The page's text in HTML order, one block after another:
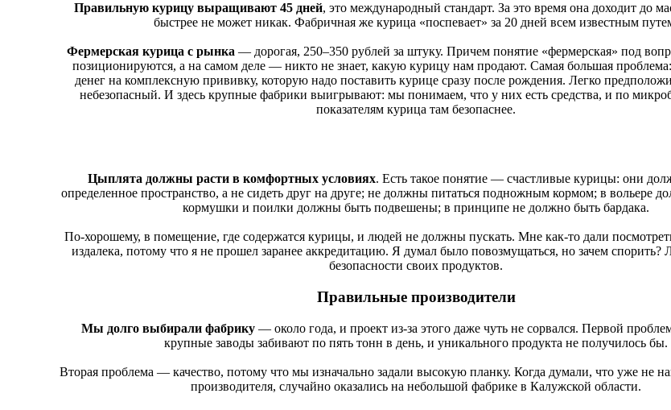
Правильную курицу выращивают 45 дней, это международный стандарт. За это время она доходит до
быстрее не может никак. Фабричная же курица «поспевает» за 20 дней всем известным
Фермерская курица с рынка ― дорогая, 250‒350 рублей за штуку. Причем понятие «фермерская» под
позиционируются, а на самом деле ― никто не знает, какую курицу нам продают. Самая большая
денег на комплексную прививку, которую надо поставить курице сразу после рождения. Легко
небезопасный. И здесь крупные фабрики выигрывают: мы понимаем, что у них есть средства, и по
показателям курица там безопаснее.
Цыплята должны расти в комфортных условиях. Есть такое понятие ― счастливые курицы: они
определенное пространство, а не сидеть друг на друге; не должны питаться подножным кормом; в вольере
кормушки и поилки должны быть подвешены; в принципе не должно быть бардака.
По-хорошему, в помещение, где содержатся курицы, и людей не должны пускать. Мне как-то дали
издалека, потому что я не прошел заранее аккредитацию. Я думал было повозмущаться, но зачем спорить?
безопасности своих продуктов.
Правильные производители
Мы долго выбирали фабрику― около года, и проект из-за этого даже чуть не сорвался. Первой
крупные заводы забивают по пять тонн в день, и уникального продукта не получилось бы.
Вторая проблема ― качество, потому что мы изначально задали высокую планку. Когда думали, что уже не
производителя, случайно оказались на небольшой фабрике в Калужской области.